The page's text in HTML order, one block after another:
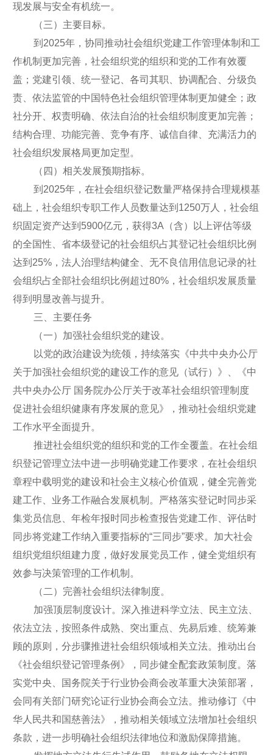
现发展与安全有机统一。
（三）主要目标。
到2025年，协同推动社会组织党建工作管理体制和工
作机制更加完善，社会组织党的组织和党的工作有效覆
盖；党建引领、统一登记、各司其职、协调配合、分级负
责、依法监管的中国特色社会组织管理体制更加健全；政
社分开、权责明确、依法自治的社会组织制度更加完善；
结构合理、功能完善、竞争有序、诚信自律、充满活力的
社会组织发展格局更加定型。
（四）相关发展预期指标。
到2025年，在社会组织登记数量严格保持合理规模基
础上，社会组织专职工作人员数量达到1250万人，社会组
织固定资产达到5900亿元，获得3A（含）以上评估等级
的全国性、省本级登记的社会组织占其登记社会组织比例
达到25%，法人治理结构健全、无不良信用信息记录的社
会组织占全部社会组织比例超过80%，社会组织发展质量
得到明显改善与提升。
三、主要任务
（一）加强社会组织党的建设。
以党的政治建设为统领，持续落实《中共中央办公厅
关于加强社会组织党的建设工作的意见（试行）》、《中
共中央办公厅 国务院办公厅关于改革社会组织管理制度
促进社会组织健康有序发展的意见》，推动社会组织党建
工作水平全面提升。
推进社会组织党的组织和党的工作全覆盖。在社会组
织登记管理立法中进一步明确党建工作要求，在社会组织
章程中载明党的建设和社会主义核心价值观，健全完善党
建工作、业务工作融合发展机制。严格落实登记时同步采
集党员信息、年检年报时同步检查报告党建工作、评估时
同步将党建工作纳入重要指标的“三同步”要求。加大社会
组织党组织组建力度，做好发展党员工作，健全党组织有
效参与决策管理的工作机制。
（二）完善社会组织法律制度。
加强顶层制度设计。深入推进科学立法、民主立法、
依法立法，按照条件成熟、突出重点、先易后难、统筹兼
顾的原则，分步骤推进社会组织领域相关立法。推动出台
《社会组织登记管理条例》，同步健全配套政策制度。落
实党中央、国务院关于行业协会商会改革重大决策部署，
会同有关部门研究论证行业协会商会立法。推动修订《中
华人民共和国慈善法》，推动相关领域立法增加社会组织
条款，进一步明确社会组织法律地位和激励保障措施。